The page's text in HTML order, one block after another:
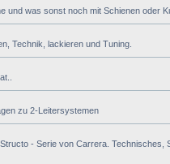
und was sonst noch mit Schienen oder
Technik, lackieren und Tuning.
zu 2-Leitersystemen
- Serie von Carrera. Technisches,